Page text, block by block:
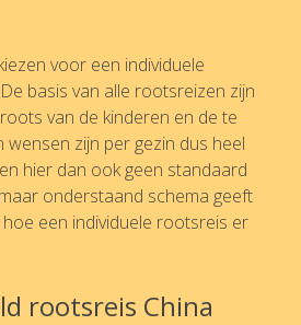
voor een individuele
basis van alle rootsreizen zijn
van de kinderen en de te
zijn per gezin dus heel
hier dan ook geen standaard
onderstaand schema geeft
een individuele rootsreis er
rootsreis China